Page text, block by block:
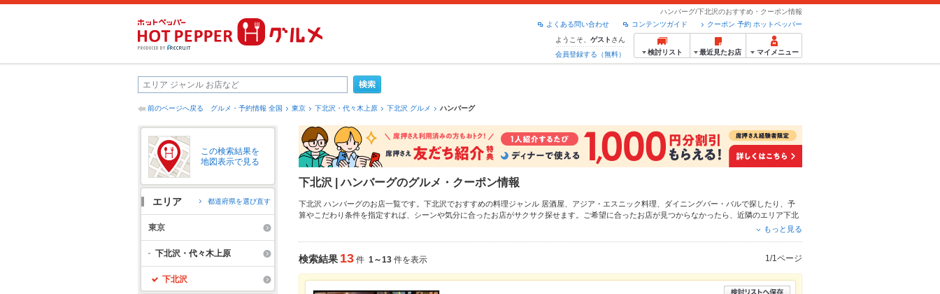
ハンバーグ/下北沢のおすすめ・クーポン情報
クーポン 予約 ホットペッパー
コンテンツガイド
よくある問い合わせ
ようこそ、 ゲスト さん
会員登録する（無料）
検討リスト 最近見たお店 マイメニュー
前のページへ戻る グルメ・予約情報 全国 東京 下北沢・代々木上原 下北沢 グルメ ハンバーグ
この検索結果を
地図表示で見る
エリア 都道府県を選び直す
東京
下北沢・代々木上原
下北沢
下北沢 | ハンバーグのグルメ・クーポン情報
下北沢 ハンバーグのお店一覧です。下北沢でおすすめの料理ジャンル 居酒屋 アジア・エスニック料理 ダイニングバー・バルで探したり、予
算やこだわり条件を指定すれば、シーンや気分に合ったお店がサクサク探せます。ご希望に合ったお店が見つからなかったら、近隣のエリア下北
からあげ、お
もっと見る
検索結果 13 件 1～13 件を表示 1/1ページ